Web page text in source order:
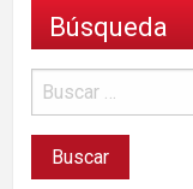
Búsqueda